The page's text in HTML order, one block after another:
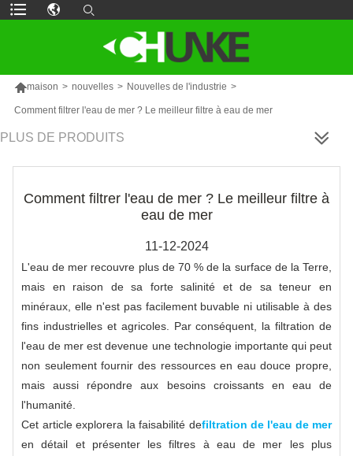
maison > nouvelles > Nouvelles de l'industrie >
Comment filtrer l'eau de mer ? Le meilleur filtre à eau de mer
PLUS DE PRODUITS
Comment filtrer l'eau de mer ? Le meilleur filtre à
eau de mer
11-12-2024
L'eau de mer recouvre plus de 70 % de la surface de la Terre,
mais en raison de sa forte salinité et de sa teneur en
minéraux, elle n'est pas facilement buvable ni utilisable à des
fins industrielles et agricoles. Par conséquent, la filtration de
l'eau de mer est devenue une technologie importante qui peut
non seulement fournir des ressources en eau douce propre,
mais aussi répondre aux besoins croissants en eau de
l'humanité.
Cet article explorera la faisabilité defiltration de l'eau de mer
en détail et présenter les filtres à eau de mer les plus